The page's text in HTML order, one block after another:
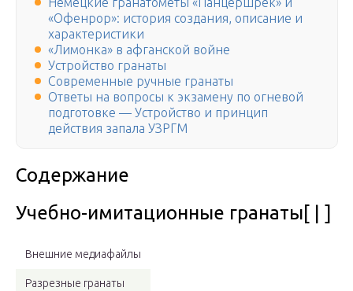
«Офенрор»: история создания, описание и
характеристики
«Лимонка» в афганской войне
Устройство гранаты
Современные ручные гранаты
Ответы на вопросы к экзамену по огневой
подготовке — Устройство и принцип
действия запала УЗРГМ
Содержание
Учебно-имитационные гранаты[ | ]
Внешние медиафайлы
Разрезные гранаты